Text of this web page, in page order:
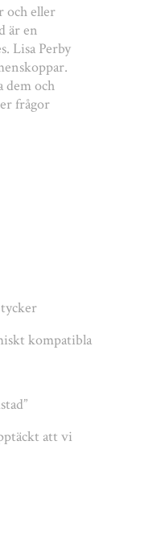
och eller
är en
Lisa Perby
dem och
frågor
kompatibla
att vi